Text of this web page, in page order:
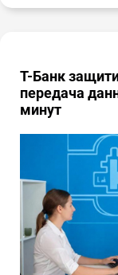
Т-Банк
передача
минут